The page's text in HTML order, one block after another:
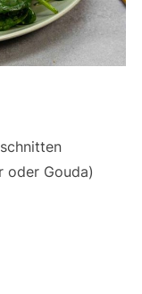
oder Gouda)